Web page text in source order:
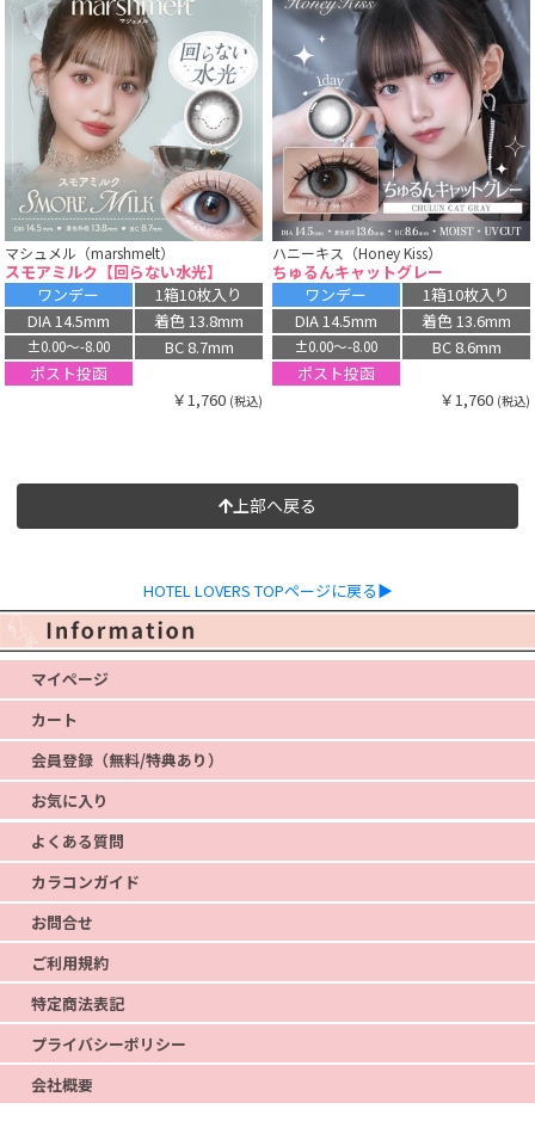
マシュメル（marshmelt）
スモアミルク【回らない水光】
ワンデー
1箱10枚入り
DIA 14.5mm
着色 13.8mm
±0.00〜-8.00
BC 8.7mm
ポスト投函
￥1,760 (税込)
ハニーキス（Honey Kiss）
ちゅるんキャットグレー
ワンデー
1箱10枚入り
DIA 14.5mm
着色 13.6mm
±0.00〜-8.00
BC 8.6mm
ポスト投函
￥1,760 (税込)
上部へ戻る
HOTEL LOVERS TOPページに戻る▶
マイページ
カート
会員登録（無料/特典あり）
お気に入り
よくある質問
カラコンガイド
お問合せ
ご利用規約
特定商法表記
プライバシーポリシー
会社概要